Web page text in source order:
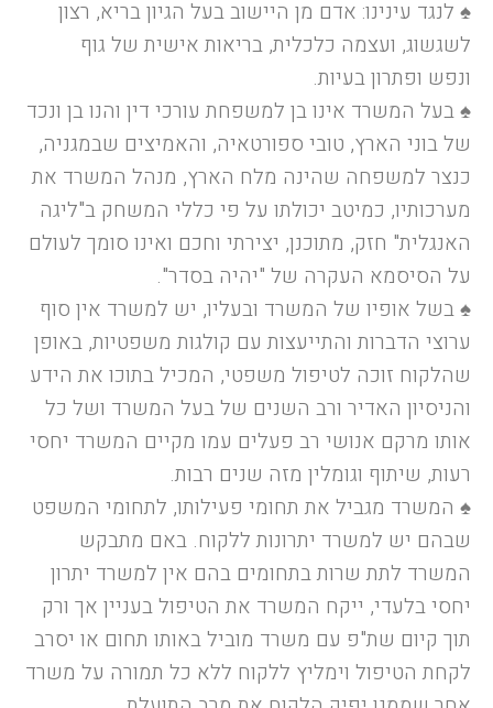
♠ לנגד עינינו: אדם מן היישוב בעל הגיון בריא, רצון
לשגשוג, ועצמה כלכלית, בריאות אישית של גוף
ונפש ופתרון בעיות.
♠בעל המשרד אינו בן למשפחת עורכי דין והנו בן ונכד
של בוני הארץ, טובי ספורטאיה, והאמיצים שבמגניה,
כנצר למשפחה שהינה מלח הארץ, מנהל המשרד את
מערכותיו, כמיטב יכולתו על פי כללי המשחק ב"ליגה
האנגלית" חזק, מתוכנן, יצירתי וחכם ואינו סומך לעולם
על הסיסמא העקרה של "יהיה בסדר".
♠בשל אופיו של המשרד ובעליו, יש למשרד אין סוף
ערוצי הדברות והתייעצות עם קולגות משפטיות, באופן
שהלקוח זוכה לטיפול משפטי, המכיל בתוכו את הידע
והניסיון האדיר ורב השנים של בעל המשרד ושל כל
אותו מרקם אנושי רב פעלים עמו מקיים המשרד יחסי
רעות, שיתוף וגומלין מזה שנים רבות.
♠ המשרד מגביל את תחומי פעילותו, לתחומי המשפט
שבהם יש למשרד יתרונות ללקוח. באם מתבקש
המשרד לתת שרות בתחומים בהם אין למשרד יתרון
יחסי בלעדי, ייקח המשרד את הטיפול בעניין אך ורק
תוך קיום שת"פ עם משרד מוביל באותו תחום או יסרב
לקחת הטיפול וימליץ ללקוח ללא כל תמורה על משרד